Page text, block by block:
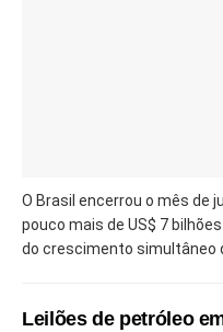
O Brasil encerrou o mês de
pouco mais de US$ 7
do crescimento simultâneo
Leilões de petróleo